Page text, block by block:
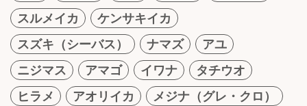
スルメイカ
ケンサキイカ
スズキ（シーバス）
ナマズ
アユ
ニジマス
アマゴ イワナ
タチウオ
ヒラメ
アオリイカ
メジナ（グレ・クロ）